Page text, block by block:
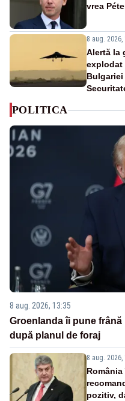
vrea
8 aug. 2026,
Alertă la
explodat
POLITICA
8 aug. 2026, 13:35
Groenlanda îi pune
după planul de foraj
8 aug. 2026,
pozitiv,